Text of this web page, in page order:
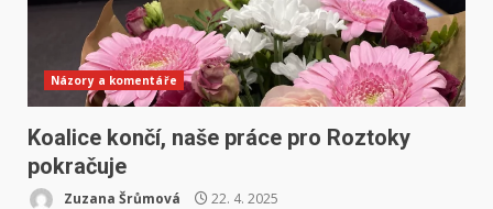
Názory a komentáře
Koalice končí, naše práce pro Roztoky
pokračuje
Zuzana Šrůmová 22. 4. 2025